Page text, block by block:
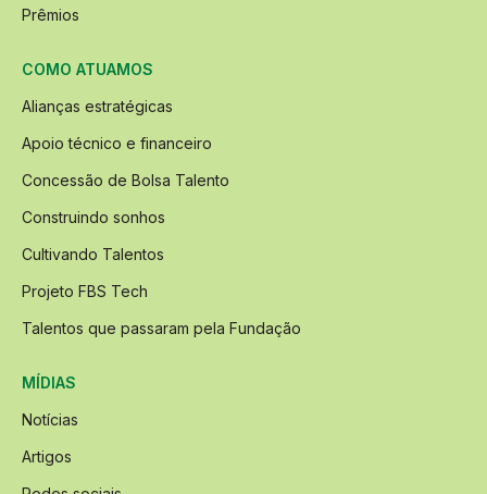
Prêmios
COMO ATUAMOS
Alianças estratégicas
Apoio técnico e financeiro
Concessão de Bolsa Talento
Construindo sonhos
Cultivando Talentos
Projeto FBS Tech
Talentos que passaram pela Fundação
MÍDIAS
Notícias
Artigos